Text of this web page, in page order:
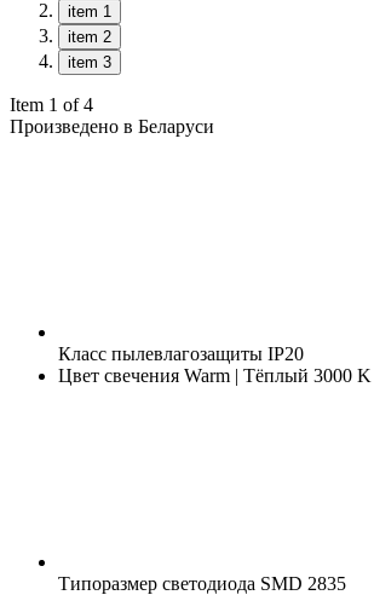
item 1
item 2
item 3
Item 1 of 4
Произведено в Беларуси
Класс пылевлагозащиты IP20
Цвет свечения Warm | Тёплый 3000 K
Типоразмер светодиода SMD 2835